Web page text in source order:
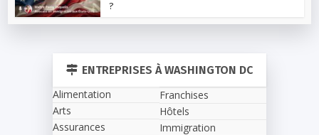
?
ENTREPRISES À WASHINGTON DC
Alimentation
Arts
Assurances
Franchises
Hôtels
Immigration